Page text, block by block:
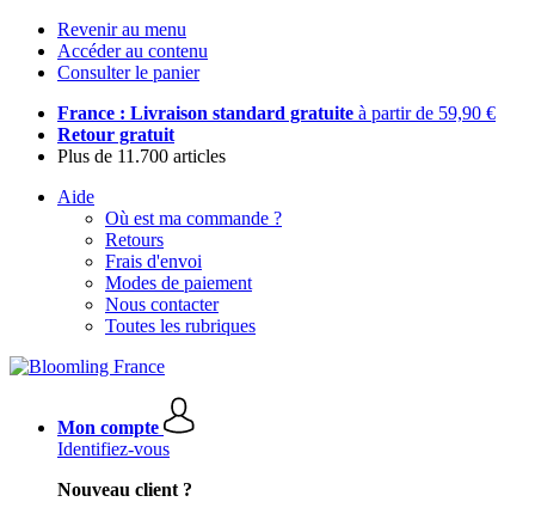
Revenir au menu
Accéder au contenu
Consulter le panier
France : Livraison standard gratuite à partir de 59,90 €
Retour gratuit
Plus de 11.700 articles
Aide
Où est ma commande ?
Retours
Frais d'envoi
Modes de paiement
Nous contacter
Toutes les rubriques
Mon compte
Identifiez-vous
Nouveau client ?